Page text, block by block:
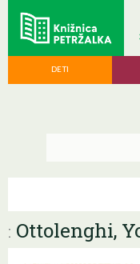
DETI
: Ottolenghi,